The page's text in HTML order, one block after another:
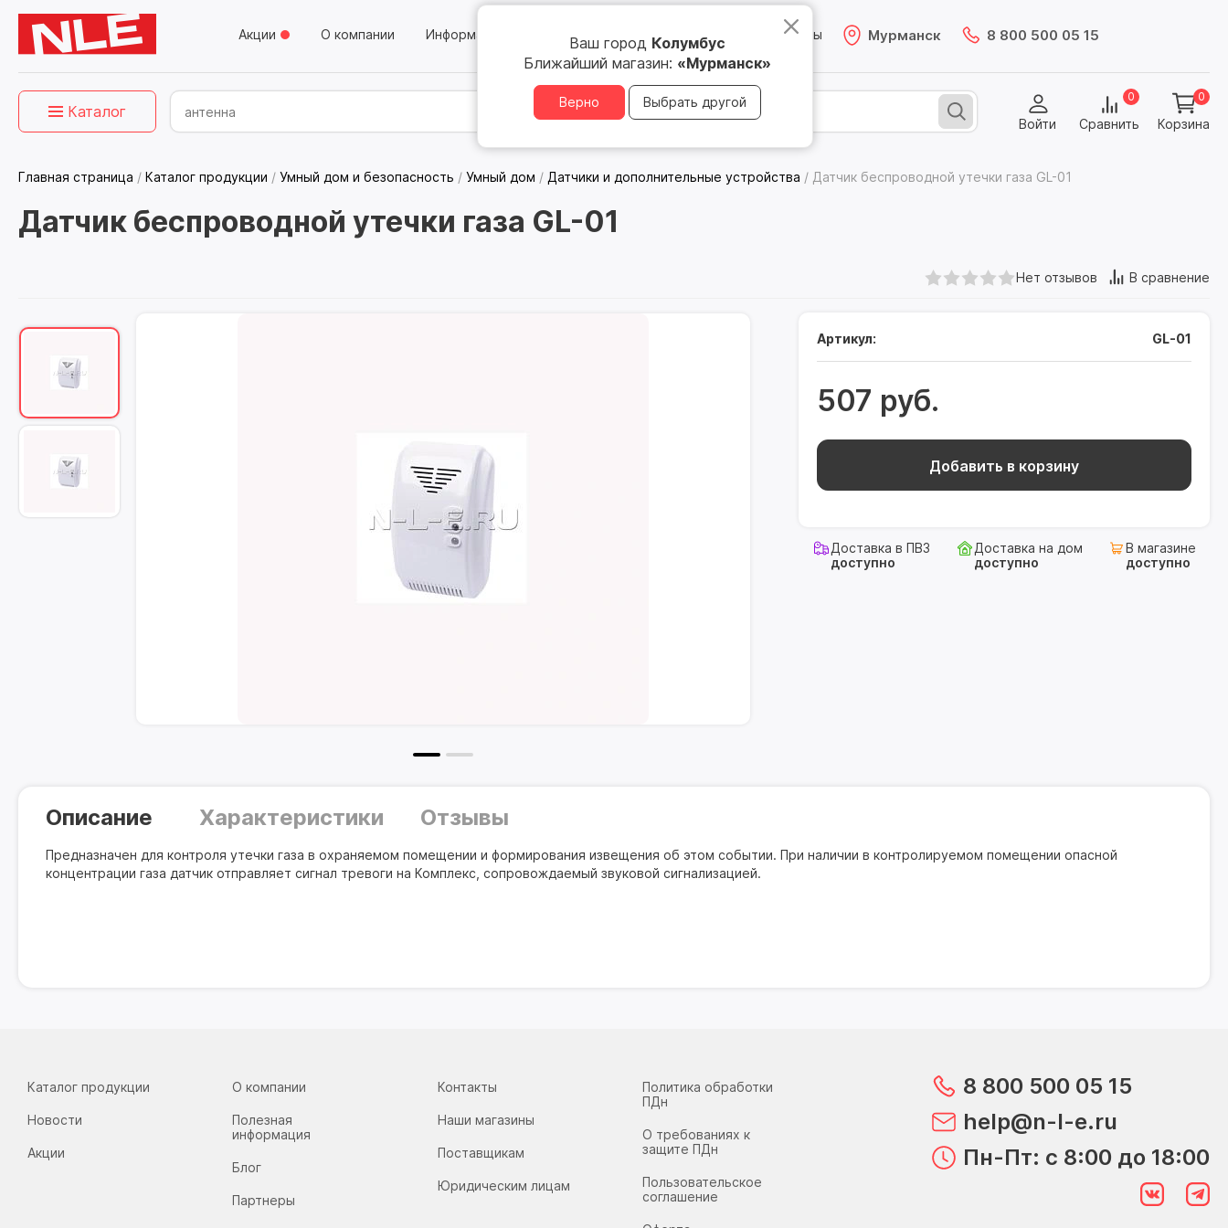
Акции О компании Информация Юридическим лицам Магазины Мурманск
Ваш город Колумбус
Ближайший магазин: «Мурманск»
Верно Выбрать другой
8 800 500 05 15
Каталог
Войти Сравнить
0
Корзина
0
Главная страница / Каталог продукции / Умный дом и безопасность / Умный дом / Датчики и дополнительные устройства / Датчик беспроводной утечки газа GL-01
Датчик беспроводной утечки газа GL-01
Нет отзывов В сравнение
Артикул: GL-01
507 руб.
Добавить в корзину
Доставка в ПВЗ
доступно
Доставка на дом
доступно
В магазине
доступно
Описание
Предназначен для контроля утечки газа в охраняемом помещении и формирования извещения об этом событии. При наличии в контролируемом помещении опасной
концентрации газа датчик отправляет сигнал тревоги на Комплекс, сопровождаемый звуковой сигнализацией.
Характеристики Отзывы
Каталог продукции
Новости
Акции
О компании
Полезная
информация
Блог
Партнеры
Контакты
Наши магазины
Поставщикам
Юридическим лицам
Политика обработки
ПДн
О требованиях к
защите ПДн
Пользовательское
соглашение
8 800 500 05 15
help@n-l-e.ru
Пн-Пт: с 8:00 до 18:00